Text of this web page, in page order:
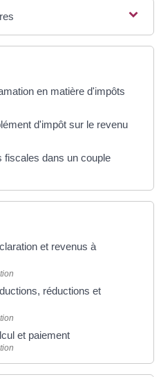
en matière d'impôts
d'impôt sur le revenu
fiscales dans un couple
et revenus à
réductions et
et paiement